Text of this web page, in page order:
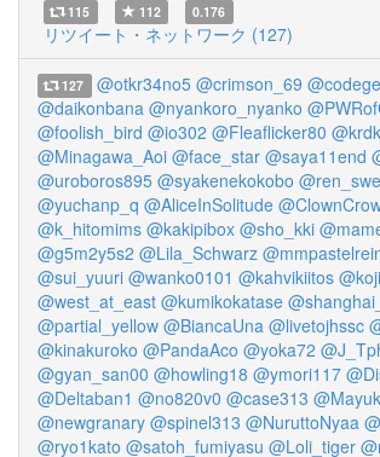
115 112 0.176
リツイート・ネットワーク (127)
127 @otkr34no5 @crimson_69
@daikonbana @nyankoro_nyanko
@foolish_bird @io302 @Fleaflicker80
@Minagawa_Aoi @face_star @saya11end
@uroboros895 @syakenekokobo
@yuchanp_q @AliceInSolitude
@k_hitomims @kakipibox @sho_kki
@g5m2y5s2 @Lila_Schwarz
@sui_yuuri @wanko0101 @kahvikiitos
@west_at_east @kumikokatase
@partial_yellow @BiancaUna @livetojhssc
@kinakuroko @PandaAco @yoka72
@gyan_san00 @howling18 @ymori117
@Deltaban1 @no820v0 @case313
@newgranary @spinel313 @NuruttoNyaa
@ryo1kato @satoh_fumiyasu @Loli_tiger